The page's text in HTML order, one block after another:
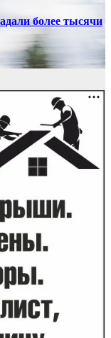
более тысячи